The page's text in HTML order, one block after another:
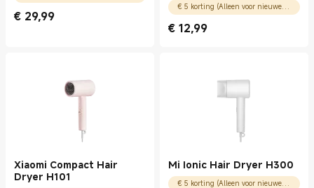
€ 29,99
Current Price € 29.99
€ 5 korting (Alleen voor nieuwe gebruikers)
€ 12,99
Current Price € 12.99
Xiaomi Compact Hair
Dryer H101
Mi Ionic Hair Dryer H300
€ 5 korting (Alleen voor nieuwe gebruikers)